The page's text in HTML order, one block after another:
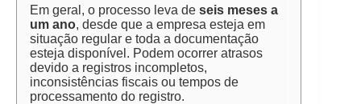
Em geral, o processo leva de seis meses a
um ano, desde que a empresa esteja em
situação regular e toda a documentação
esteja disponível. Podem ocorrer atrasos
devido a registros incompletos,
inconsistências fiscais ou tempos de
processamento do registro.